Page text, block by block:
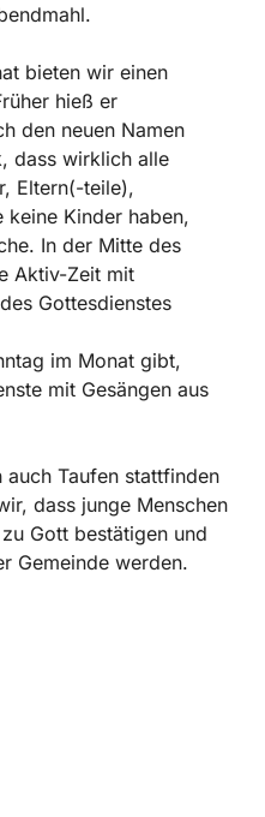
bieten wir einen
hieß er
den neuen Namen
dass wirklich alle
Eltern(-teile),
keine Kinder haben,
In der Mitte des
Aktiv-Zeit mit
Gottesdienstes
im Monat gibt,
mit Gesängen aus
Taufen stattfinden
dass junge Menschen
Gott bestätigen und
Gemeinde werden.